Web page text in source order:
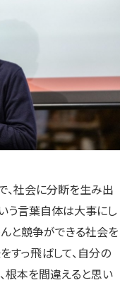
社会に分断を生み出
いう言葉自体は大事にし
んと競争ができる社会を
すっ飛ばして、自分の
根本を間違えると思い